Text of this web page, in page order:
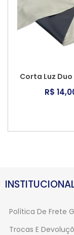
Corta Luz
R$
Política De Frete
Trocas E